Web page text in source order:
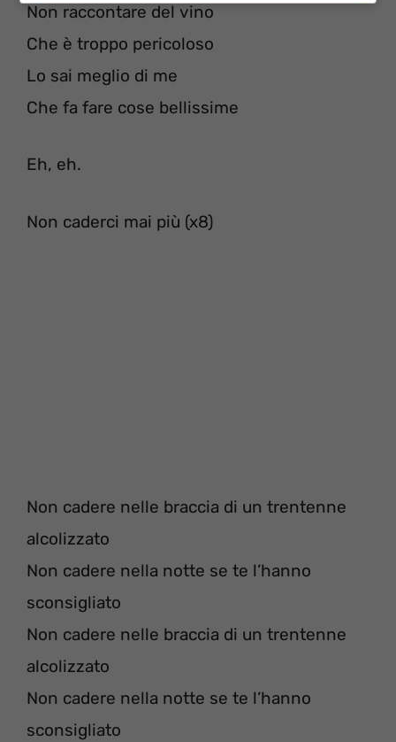
Non raccontare del vino
Che è troppo pericoloso
Lo sai meglio di me
Che fa fare cose bellissime
Eh, eh.
Non caderci mai più (x8)
Non cadere nelle braccia di un trentenne
alcolizzato
Non cadere nella notte se te l’hanno
sconsigliato
Non cadere nelle braccia di un trentenne
alcolizzato
Non cadere nella notte se te l’hanno
sconsigliato